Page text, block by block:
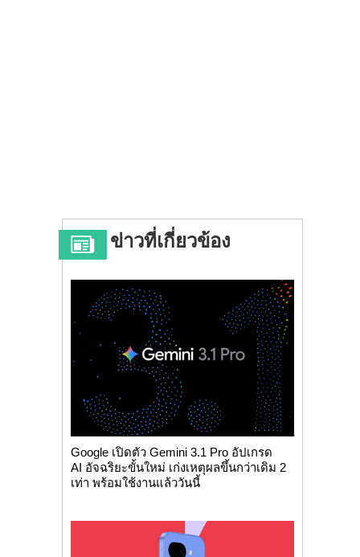
ข่าวที่เกี่ยวข้อง
Google เปิดตัว Gemini 3.1 Pro อัปเกรด
AI อัจฉริยะขั้นใหม่ เก่งเหตุผลขึ้นกว่าเดิม 2
เท่า พร้อมใช้งานแล้ววันนี้